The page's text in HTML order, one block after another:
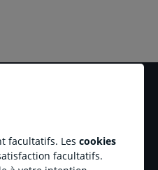
facultatifs. Les cookies
facultatifs.
Accessibilité numérique du site